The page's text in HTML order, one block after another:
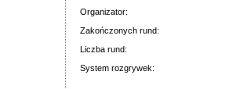
Organizator:
Zakończonych rund:
Liczba rund:
System rozgrywek: